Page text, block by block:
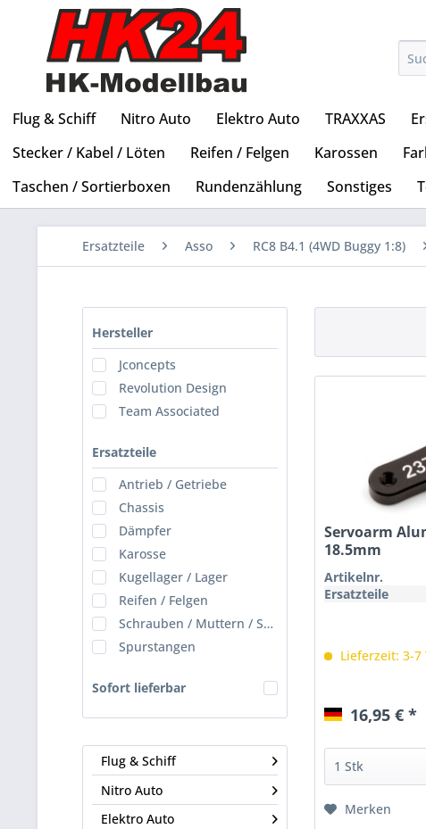
Flug & Schiff Nitro Auto Elektro Auto TRAXXAS
Stecker / Kabel / Löten
Reifen / Felgen Karossen
Taschen / Sortierboxen
Rundenzählung Sonstiges
Ersatzteile Asso RC8 B4.1 (4WD Buggy 1:8)
Hersteller
Jconcepts
Revolution Design
Team Associated
Ersatzteile
Antrieb / Getriebe
Chassis
Dämpfer
Karosse
Kugellager / Lager
Reifen / Felgen
Schrauben / Muttern / Scheiben
Spurstangen
Sofort lieferbar
Flug & Schiff
Nitro Auto
Elektro Auto
Servoarm
18.5mm
Artikelnr.
Ersatzteile
Lieferzeit: 3-7
16,95 € *
Merken